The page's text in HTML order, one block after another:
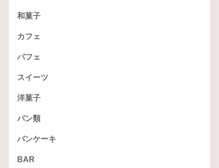
和菓子
カフェ
パフェ
スイーツ
洋菓子
パン類
パンケーキ
BAR